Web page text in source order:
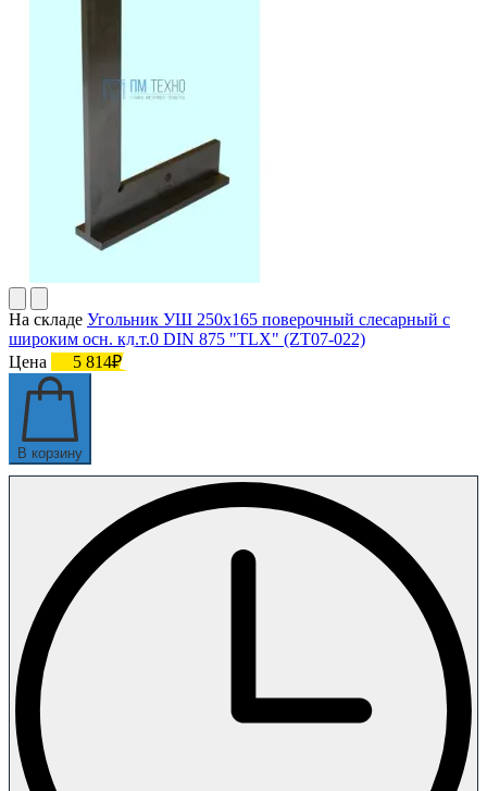
На складе Угольник УШ 250х165 поверочный слесарный с
широким осн. кл.т.0 DIN 875 "TLX" (ZT07-022)
Цена
5 814₽
В корзину